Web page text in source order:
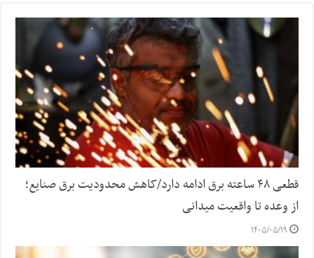
قطعی ۴۸ ساعته برق ادامه دارد/کاهش محدودیت برق صنایع؛
از وعده تا واقعیت میدانی
۱۴۰۵/۰۵/۱۹